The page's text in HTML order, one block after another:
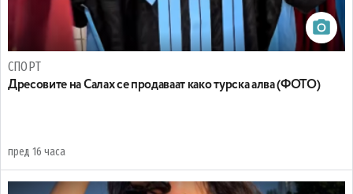
СПОРТ
Дресовите на Салах се продаваат како турска алва (ФОТО)
пред 16 часа